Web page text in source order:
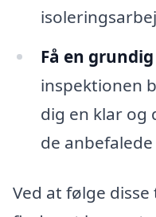
Få en
inspektionen
dig en klar
de
Ved at følge